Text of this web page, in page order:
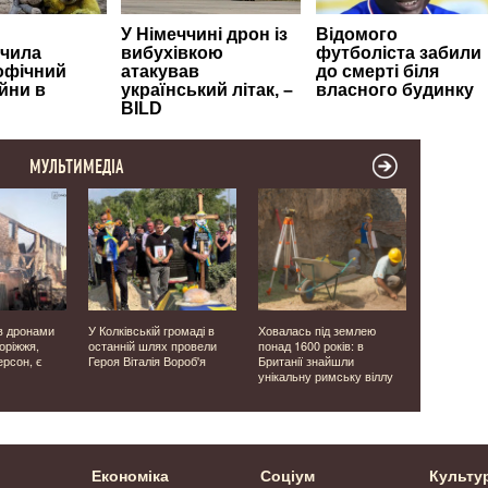
МУЛЬТИМЕДІА
дронами
є
У Колківській громаді в
останній шлях провели
Героя Віталія Вороб'я
Ховалась під землею
понад 1600 років: в
Британії знайшли
унікальну римську віллу
Економіка Соціум